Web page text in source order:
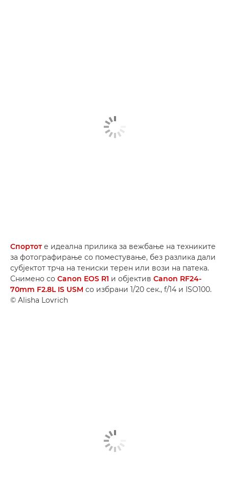
Спортоте идеална прилика за вежбање на техниките
за фотографирање со поместување, без разлика дали
субјектот трча на тениски терен или вози на патека.
Снимено со Canon EOS R1 и објектив Canon RF24-
70mm F2.8L IS USM со избрани 1/20 сек., f/14 и ISO100.
© Alisha Lovrich